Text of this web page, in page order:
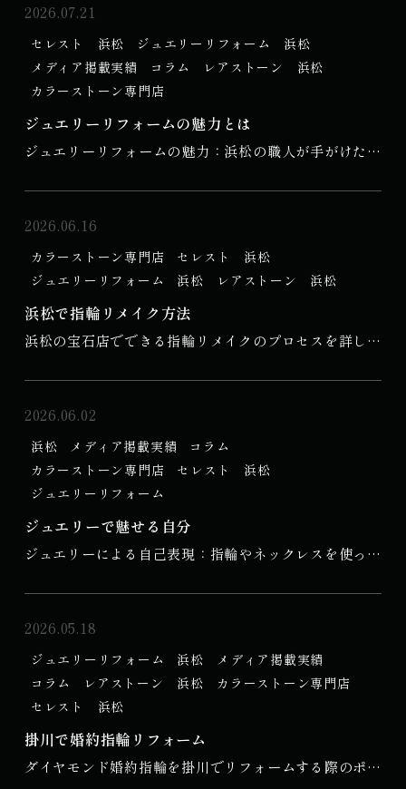
はじめに
私たちの多くは、特別な記念日に贈られたジュエリー
や、自分で購入した宝石を持っています。しかし、時が
減ったりすることがあります。こうした「眠っている
ジュエリー」を蘇らせる方法として、浜松でのジュエ
れ変わりについて探求します。
眠っているジュエリーの発見
ジュエリーのダイバーシティ
ジュエリーは、使用される素材やデザイン、製作された
2026.07.21
セレスト 浜松 ジュエリーリフォーム
浜松
メディア掲載実績
コラム
レアストーン 浜松
カラーストーン専門店
ジュエリーリフォームの魅力とは
ジュエリーリフォームの魅力：浜松の職人が手がけたリ
はじめに
ジュエリーリフォームは、単に古いジュエリーを使いや
晴らしいプロセスです。特に、浜松で手がけられた職人
技術によるリフォームは、個性的で高品質な仕上がりが
さらにリフォーム後の楽しみについて詳しく解説しま
す。
・ジュエリーリフォームの基本知識
1.1 ジュエリーリフォームとは
ジュエリーリフォームとは、古いジュエリーを改修して
新...
2026.06.16
カラーストーン専門店
セレスト 浜松
ジュエリーリフォーム
浜松 レアストーン 浜松
浜松で指輪リメイク方法
浜松の宝石店でできる指輪リメイクのプロセスを詳しく
浜松の宝石店での指輪リメイクは、古い指輪に新しい命
を吹き込む素晴らしい方法です。思い出の詰まった指輪
が、時を経て新たなデザインで生まれ変わる過程は、心
温まる体験でもあります。この記事では、リメイクの重
していきます。
サブセクション1.1: 古い指輪の価値
古い指輪には、家族から受け継がれたものや、特別な記
念日に贈られたものなど、思い出がたっぷり詰まってい
ます。そのため、単なる装飾品以上の価値を持っている
でしょう。しかし、時が経...
2026.06.02
浜松 メディア掲載実績
コラム
カラーストーン専門店
セレスト 浜松
ジュエリーリフォーム
ジュエリーで魅せる自分
ジュエリーによる自己表現：指輪やネックレスを使った
ジュエリーは自己表現の重要な手段です。特に指輪や
ネックレスは、ファッションのスタイルを引き立て、自
分らしさを演出するアイテムです。この記事では、ジュ
エリーを活用したスタイルアップ法について探っていき
セクション1: ジュエリーの重要性
2026.05.18
ジュエリーリフォーム 浜松
メディア掲載実績
コラム
レアストーン 浜松
カラーストーン専門店
セレスト 浜松
掛川で婚約指輪リフォーム
ダイヤモンド婚約指輪を掛川でリフォームする際のポイ